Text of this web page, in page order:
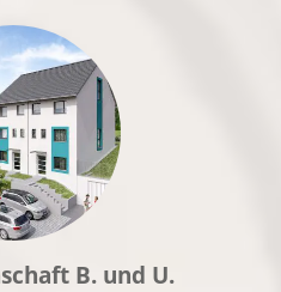
B. und U.